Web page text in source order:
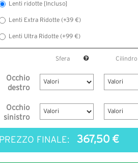
Lenti ridotte [Incluso]
Lenti Extra Ridotte (+39 €)
Lenti Ultra Ridotte (+99 €)
Sfera Cilindro
Occhio
destro
Occhio
sinistro
PREZZO FINALE: 367,50 €